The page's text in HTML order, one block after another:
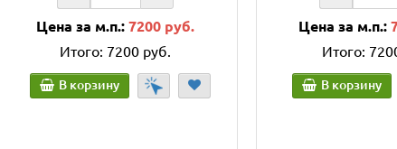
Цена за м.п.:7200 руб.
Итого: 7200 руб.
В корзину
Цена за м.п.:
Итого:
В корзину